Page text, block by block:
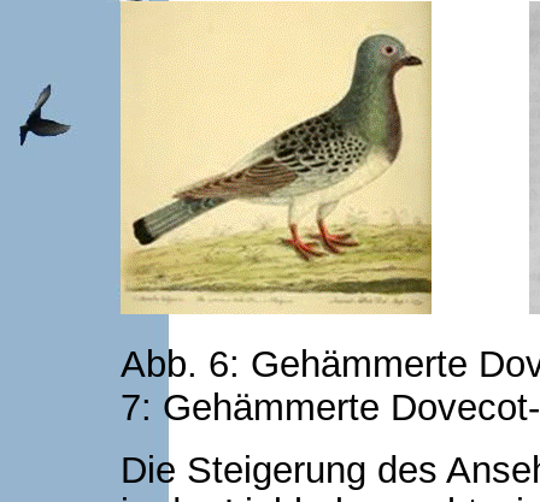
Abb. 6: Gehämmerte
7: Gehämmerte
Die Steigerung des